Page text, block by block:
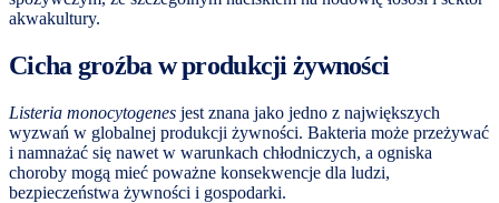
akwakultury.
Cicha groźba w produkcji żywności
Listeria monocytogenes jest znana jako jedno z największych
wyzwań w globalnej produkcji żywności. Bakteria może przeżywać
i namnażać się nawet w warunkach chłodniczych, a ogniska
choroby mogą mieć poważne konsekwencje dla ludzi,
bezpieczeństwa żywności i gospodarki.